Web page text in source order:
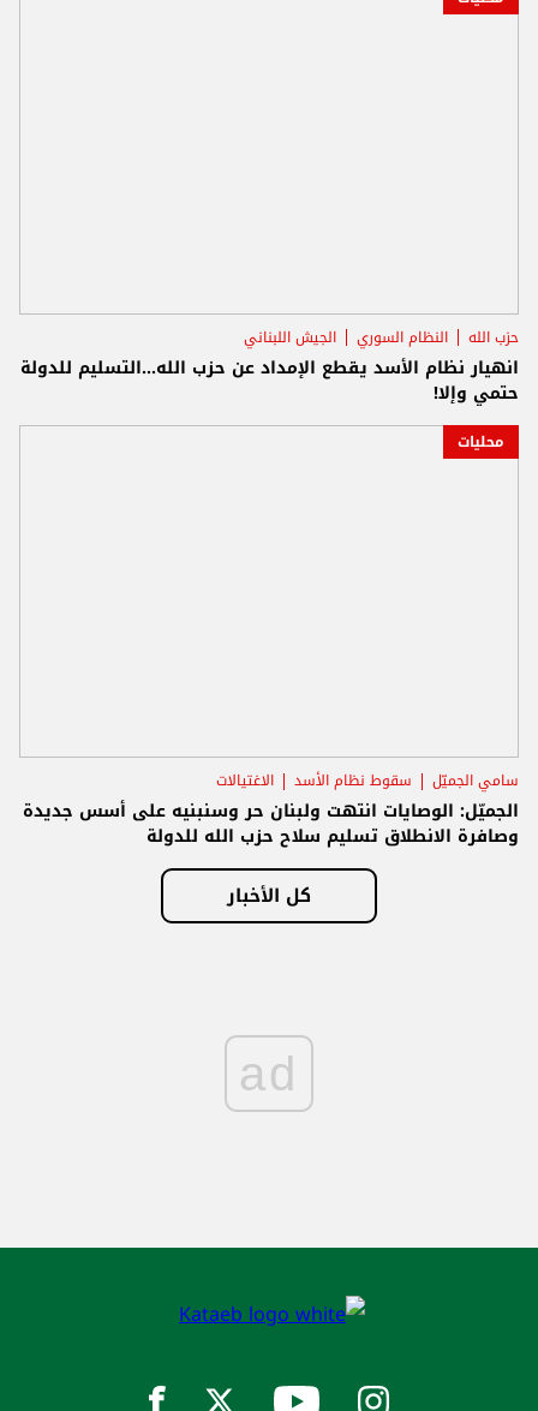
حزب الله النظام السوري الجيش اللبناني
انهيار نظام الأسد يقطع الإمداد عن حزب الله...التسليم للدولة
حتمي وإلا!
محليات
سامي الجميّل سقوط نظام الأسد الاغتيالات
الجميّل: الوصايات انتهت ولبنان حر وسنبنيه على أسس جديدة
وصافرة الانطلاق تسليم سلاح حزب الله للدولة
كل الأخبار
ad